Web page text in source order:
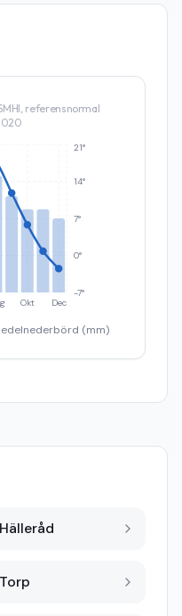
referensnormal
Okt Dec
-7°
0°
7°
14°
21°
(mm)
Hälleråd
Torp